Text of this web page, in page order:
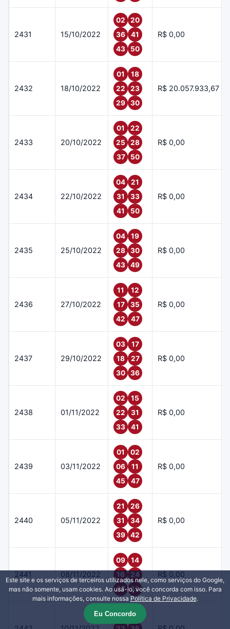
2431 15/10/2022
02
20
36
41
43
50
R$ 0,00
2432 18/10/2022
01
18
22
23
29
30
R$ 20.057.933,67
2433 20/10/2022
01
22
25
28
37
50
R$ 0,00
2434 22/10/2022
04
21
31
33
41
50
R$ 0,00
2435 25/10/2022
04
19
28
30
43
49
R$ 0,00
2436 27/10/2022
11
12
17
35
42
47
R$ 0,00
2437 29/10/2022
03
17
18
27
30
36
R$ 0,00
2438 01/11/2022
02
15
22
31
33
41
R$ 0,00
2439 03/11/2022
01
02
06
11
45
47
R$ 0,00
2440 05/11/2022
21
26
31
34
39
42
R$ 0,00
2441 08/11/2022
09
14
16
24
37
39
R$ 0,00
07
19
Este site e os serviços de terceiros utilizados nele, como serviços do Google,
mas não somente, usam cookies. Ao usá-lo, você concorda com isso. Para
mais informações, consulte nossa Política de Privacidade.
Eu Concordo